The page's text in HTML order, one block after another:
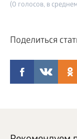
(0 голосов, в
Поделиться